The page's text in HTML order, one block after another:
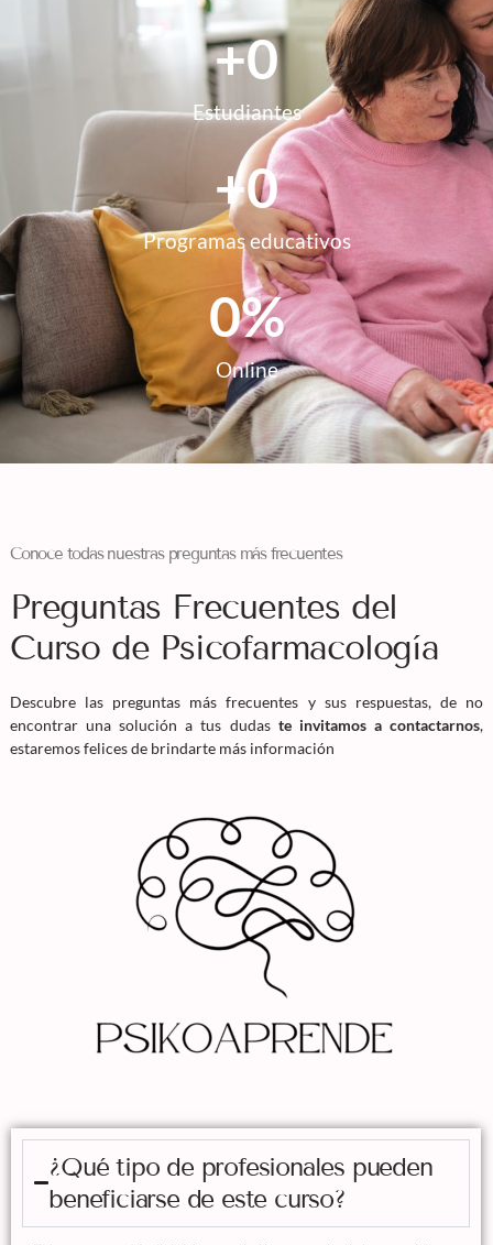
Estudiantes
+0
Programas educativos
+0
Online
0%
Conoce todas nuestras preguntas más frecuentes
Preguntas Frecuentes del
Curso de Psicofarmacología
Descubre las preguntas más frecuentes y sus respuestas, de no
encontrar una solución a tus dudas te invitamos a contactarnos,
estaremos felices de brindarte más información
¿Qué tipo de profesionales pueden
beneficiarse de este curso?